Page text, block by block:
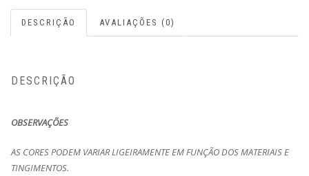
DESCRIÇÃO AVALIAÇÕES (0)
DESCRIÇÃO
OBSERVAÇÕES
AS CORES PODEM VARIAR LIGEIRAMENTE EM FUNÇÃO DOS MATERIAIS E
TINGIMENTOS.